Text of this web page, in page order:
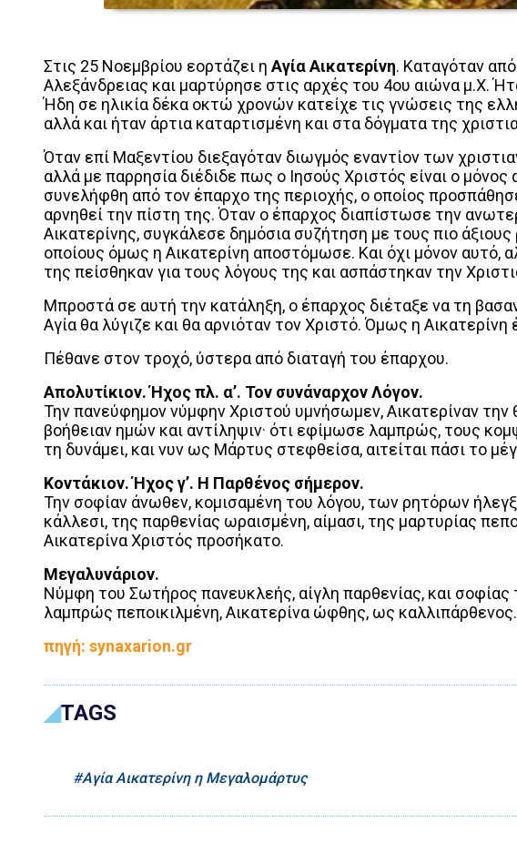
Στις 25 Νοεμβρίου εορτάζει η Αγία Αικατερίνη. Καταγόταν
Αλεξάνδρειας και μαρτύρησε στις αρχές του 4ου αιώνα μ.Χ.
Ήδη σε ηλικία δέκα οκτώ χρονών κατείχε τις γνώσεις της
αλλά και ήταν άρτια καταρτισμένη και στα δόγματα της
Όταν επί Μαξεντίου διεξαγόταν διωγμός εναντίον των
αλλά με παρρησία διέδιδε πως ο Ιησούς Χριστός είναι ο μόνος
συνελήφθη από τον έπαρχο της περιοχής, ο οποίος
αρνηθεί την πίστη της. Όταν ο έπαρχος διαπίστωσε την
Αικατερίνης, συγκάλεσε δημόσια συζήτηση με τους πιο
οποίους όμως η Αικατερίνη αποστόμωσε. Και όχι μόνον αυτό,
της πείσθηκαν για τους λόγους της και ασπάστηκαν την
Μπροστά σε αυτή την κατάληξη, ο έπαρχος διέταξε να τη
Αγία θα λύγιζε και θα αρνιόταν τον Χριστό. Όμως η
Πέθανε στον τροχό, ύστερα από διαταγή του έπαρχου.
Απολυτίκιον. Ήχος πλ. α’. Τον συνάναρχον Λόγον.
Την πανεύφημον νύμφην Χριστού υμνήσωμεν, Αικατερίναν την
βοήθειαν ημών και αντίληψιν· ότι εφίμωσε λαμπρώς, τους
τη δυνάμει, και νυν ως Μάρτυς στεφθείσα, αιτείται πάσι το
Κοντάκιoν. Ήχος γ’. Η Παρθένος σήμερον.
Την σοφίαν άνωθεν, κομισαμένη του λόγου, των ρητόρων
κάλλεσι, της παρθενίας ωραισμένη, αίμασι, της μαρτυρίας
Αικατερίνα Χριστός προσήκατο.
Μεγαλυνάριον.
Νύμφη του Σωτήρος πανευκλεής, αίγλη παρθενίας, και
λαμπρώς πεποικιλμένη, Αικατερίνα ώφθης, ως καλλιπάρθενος.
πηγή: synaxarion.gr
TAGS
Αγία Αικατερίνη η Μεγαλομάρτυς